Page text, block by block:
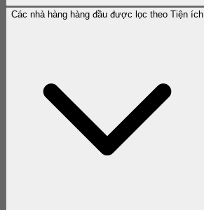
Các nhà hàng hàng đầu được lọc theo Tiện ích